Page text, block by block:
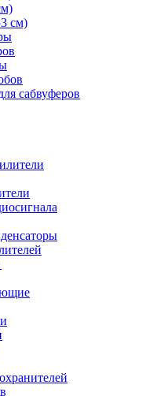
см)
сабвуферов